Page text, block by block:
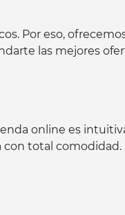
Por eso,
las mejores
online es
total comodidad.